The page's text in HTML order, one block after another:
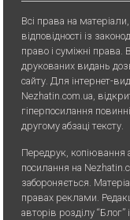
Всі права на
відповідності із
право і суміжні
друкованих видань
сайту. Для iнтернет-
Nezhatin.com.ua,
гіперпосилання
другому абзаці тексту.
Передрук, копiювання
посилання на
забороняється.
правах реклами.
авторів розділу “Блог”